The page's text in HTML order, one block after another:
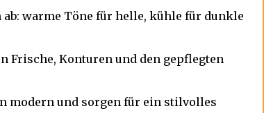
warme Töne für helle, kühle für dunkle
Frische, Konturen und den gepflegten
modern und sorgen für ein stilvolles